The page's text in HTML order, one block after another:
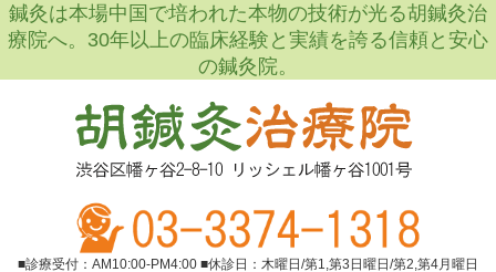
鍼灸は本場中国で培われた本物の技術が光る胡鍼灸治
療院へ。30年以上の臨床経験と実績を誇る信頼と安心
の鍼灸院。
■診療受付：AM10:00-PM4:00 ■休診日：木曜日/第1,第3日曜日/第2,第4月曜日